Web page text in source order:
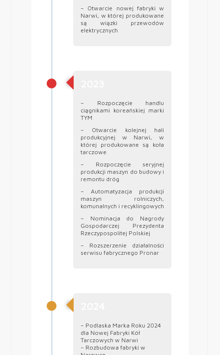
– Otwarcie nowej fabryki w
Narwi, w której produkowane
są wiązki przewodów
elektrycznych
– Rozpoczęcie handlu
ciągnikami koreańskiej marki
TYM
– Otwarcie kolejnej hali
produkcyjnej w Narwi, w
której produkowane są koła
tarczowe
– Rozpoczęcie seryjnej
produkcji maszyn do budowy i
remontu dróg
– Automatyzacja produkcji
maszyn rolniczych,
komunalnych i recyklingowych
– Nominacja do Nagrody
Gospodarczej Prezydenta
Rzeczypospolitej Polskiej
– Rozszerzenie działalności
serwisu fabrycznego Pronar
– Podlaska Marka Roku 2024
dla Nowej Fabryki Kół
Tarczowych w Narwi
– Rozbudowa fabryki w